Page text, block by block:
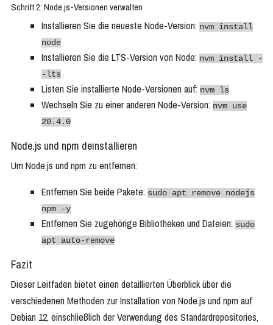
Schritt 2: Node.js-Versionen verwalten
Installieren Sie die neueste Node-Version: nvm install
node
Installieren Sie die LTS-Version von Node: nvm install -
-lts
Listen Sie installierte Node-Versionen auf: nvm ls
Wechseln Sie zu einer anderen Node-Version: nvm use
20.4.0
Node.js und npm deinstallieren
Um Node.js und npm zu entfernen:
Entfernen Sie beide Pakete: sudo apt remove nodejs
npm -y
Entfernen Sie zugehörige Bibliotheken und Dateien: sudo
apt auto-remove
Fazit
Dieser Leitfaden bietet einen detaillierten Überblick über die
verschiedenen Methoden zur Installation von Node.js und npm auf
Debian 12, einschließlich der Verwendung des Standardrepositories,